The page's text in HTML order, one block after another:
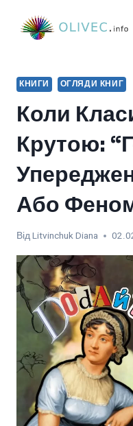
КНИГИ ОГЛЯДИ КНИГ
Коли
Крутою:
Або
ВідLitvinchuk Diana